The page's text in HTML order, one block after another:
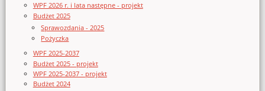
WPF 2026 r. i lata następne - projekt
Budżet 2025
Sprawozdania - 2025
Pożyczka
WPF 2025-2037
Budżet 2025 - projekt
WPF 2025-2037 - projekt
Budżet 2024